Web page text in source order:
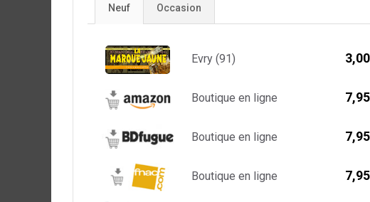
Neuf Occasion
Evry (91)
Boutique en ligne
Boutique en ligne
Boutique en ligne